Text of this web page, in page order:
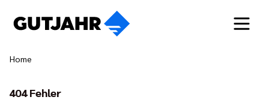
Home
404 Fehler